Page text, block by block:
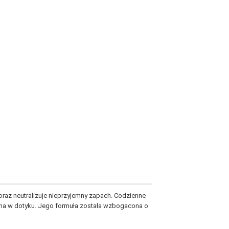
neutralizuje nieprzyjemny zapach. Codzienne
w dotyku. Jego formuła została wzbogacona o